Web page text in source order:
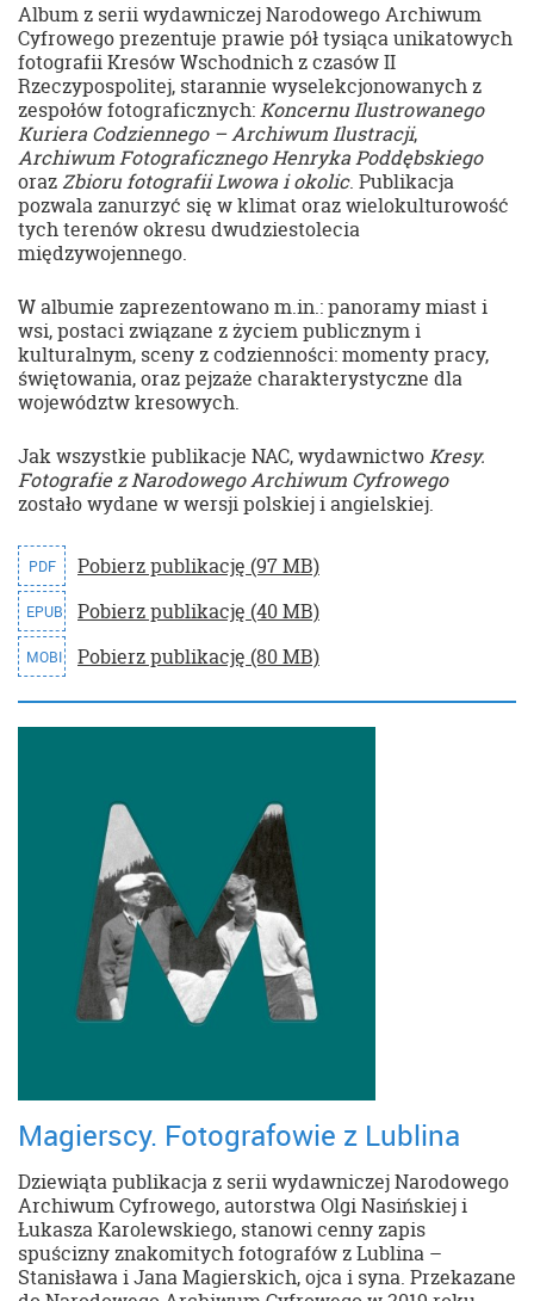
Album z serii wydawniczej Narodowego Archiwum
Cyfrowego prezentuje prawie pół tysiąca unikatowych
fotografii Kresów Wschodnich z czasów II
Rzeczypospolitej, starannie wyselekcjonowanych z
zespołów fotograficznych:Koncernu Ilustrowanego
Kuriera Codziennego – Archiwum Ilustracji,
Archiwum Fotograficznego Henryka Poddębskiego
orazZbioru fotografii Lwowa i okolic. Publikacja
pozwala zanurzyć się w klimat oraz wielokulturowość
tych terenów okresu dwudziestolecia
międzywojennego.
W albumie zaprezentowano m.in.: panoramy miast i
wsi, postaci związane z życiem publicznym i
kulturalnym, sceny z codzienności: momenty pracy,
świętowania, oraz pejzaże charakterystyczne dla
województw kresowych.
Jak wszystkie publikacje NAC, wydawnictwoKresy.
Fotografie z Narodowego Archiwum Cyfrowego
zostało wydane w wersji polskiej i angielskiej.
PDF Pobierz publikację (97 MB)
EPUB Pobierz publikację (40 MB)
MOBI Pobierz publikację (80 MB)
Magierscy. Fotografowie z Lublina
Dziewiąta publikacja z serii wydawniczej Narodowego
Archiwum Cyfrowego, autorstwa Olgi Nasińskiej i
Łukasza Karolewskiego, stanowi cenny zapis
spuścizny znakomitych fotografów z Lublina –
Stanisława i Jana Magierskich, ojca i syna. Przekazane